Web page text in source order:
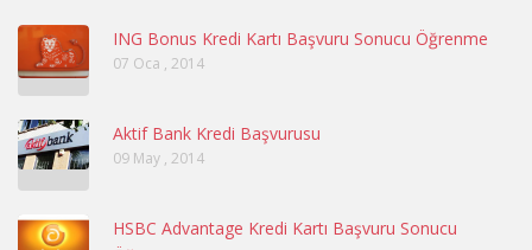
ING Bonus Kredi Kartı Başvuru Sonucu Öğrenme
07 Oca , 2014
Aktif Bank Kredi Başvurusu
09 May , 2014
HSBC Advantage Kredi Kartı Başvuru Sonucu